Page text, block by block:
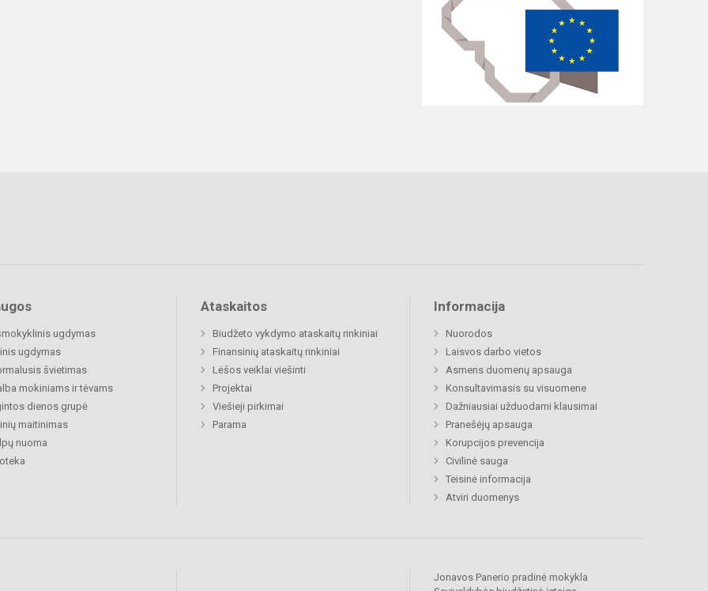
ugdymas
ugdymas
švietimas
mokiniams ir tėvams
dienos grupė
maitinimas
nuoma
Ataskaitos
Biudžeto vykdymo ataskaitų rinkiniai
Finansinių ataskaitų rinkiniai
Lėšos veiklai viešinti
Projektai
Viešieji pirkimai
Parama
Informacija
Nuorodos
Laisvos darbo vietos
Asmens duomenų apsauga
Konsultavimasis su visuomene
Dažniausiai užduodami klausimai
Pranešėjų apsauga
Korupcijos prevencija
Civilinė sauga
Teisinė informacija
Atviri duomenys
Jonavos Panerio pradinė mokykla